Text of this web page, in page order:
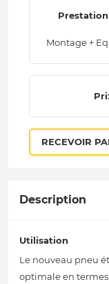
Montage +
RECEVOIR
Description
Utilisation
Le nouveau pneu
optimale en termes